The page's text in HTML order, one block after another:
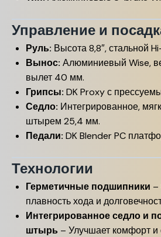
Управление и
Руль: Высота 8,8″, стальной
Вынос: Алюминиевый Wise,
вылет 40 мм.
Грипсы: DK Proxy с
Седло: Интегрированное,
штырем 25,4 мм.
Педали: DK Blender PC
Технологии
Герметичные подшипники –
плавность хода и
Интегрированное седло и
штырь – Улучшает комфорт и